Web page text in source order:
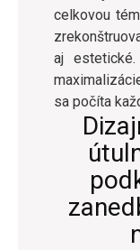
celkovou
aj
sa počíta